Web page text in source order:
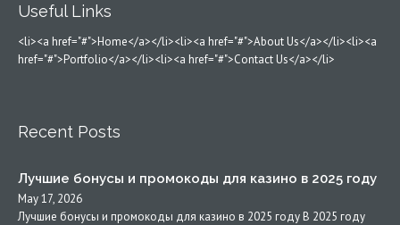
Useful Links
<li><a href="#">Home</a></li><li><a href="#">About Us</a></li><li><a
href="#">Portfolio</a></li><li><a href="#">Contact Us</a></li>
Recent Posts
Лучшие бонусы и промокоды для казино в 2025 году
May 17, 2026
Лучшие бонусы и промокоды для казино в 2025 году В 2025 году